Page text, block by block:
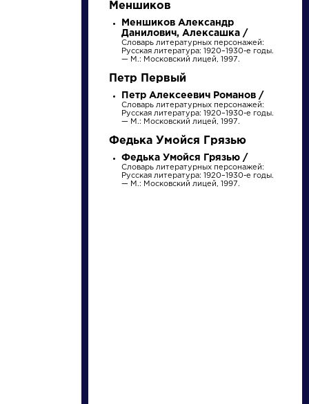
персонажи
словарь
Найти
Меншиков
Меншиков Александр
Данилович, Алексашка /
Словарь литературных персонажей:
Русская литература: 1920–1930-е годы.
— М.: Московский лицей, 1997.
Петр Первый
Петр Алексеевич Романов /
Словарь литературных персонажей:
Русская литература: 1920–1930-е годы.
— М.: Московский лицей, 1997.
Федька Умойся Грязью
Федька Умойся Грязью /
Словарь литературных персонажей:
Русская литература: 1920–1930-е годы.
— М.: Московский лицей, 1997.